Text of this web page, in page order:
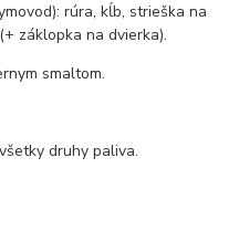
rúra, kĺb, strieška na
záklopka na dvierka).
smaltom.
druhy paliva.